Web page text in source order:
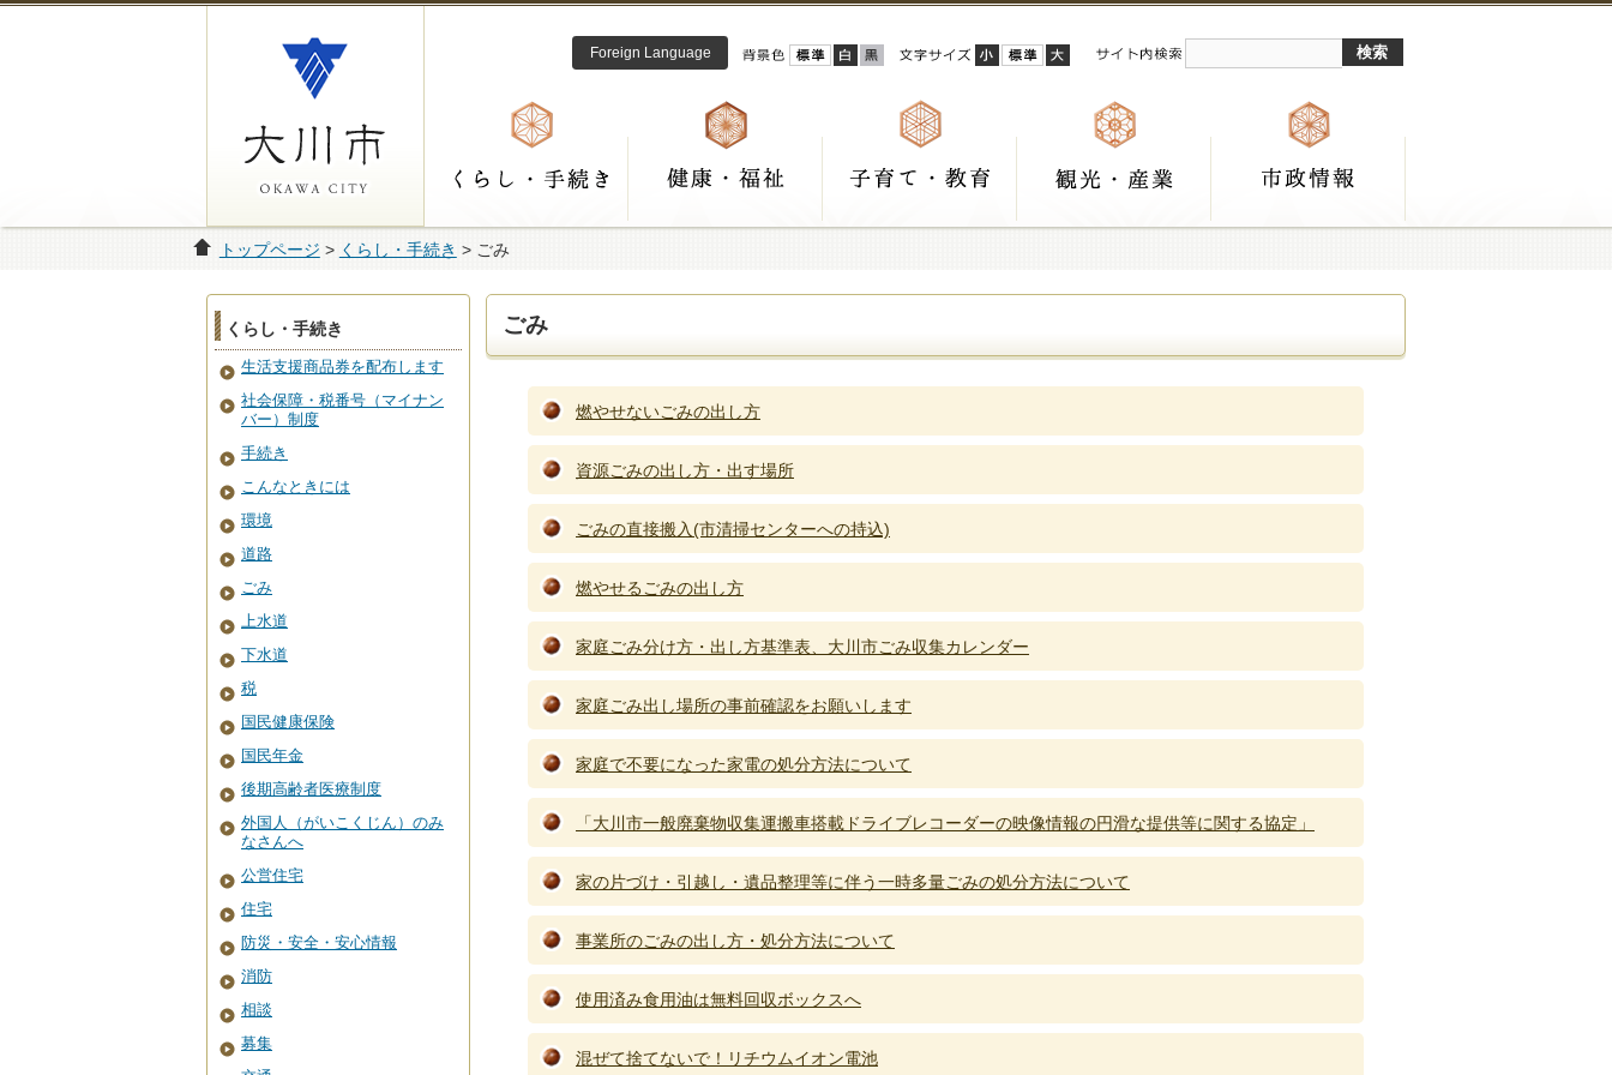
Foreign Language
トップページ > くらし・手続き > ごみ
ごみ
燃やせないごみの出し方
資源ごみの出し方・出す場所
ごみの直接搬入(市清掃センターへの持込)
燃やせるごみの出し方
家庭ごみ分け方・出し方基準表、大川市ごみ収集カレンダー
家庭ごみ出し場所の事前確認をお願いします
家庭で不要になった家電の処分方法について
「大川市一般廃棄物収集運搬車搭載ドライブレコーダーの映像情報の円滑な提供等に関する協定」
家の片づけ・引越し・遺品整理等に伴う一時多量ごみの処分方法について
事業所のごみの出し方・処分方法について
使用済み食用油は無料回収ボックスへ
混ぜて捨てないで！リチウムイオン電池
くらし・手続き
生活支援商品券を配布します
社会保障・税番号（マイナン
バー）制度
手続き
こんなときには
環境
道路
ごみ
上水道
下水道
税
国民健康保険
国民年金
後期高齢者医療制度
外国人（がいこくじん）のみ
なさんへ
公営住宅
住宅
防災・安全・安心情報
消防
相談
募集